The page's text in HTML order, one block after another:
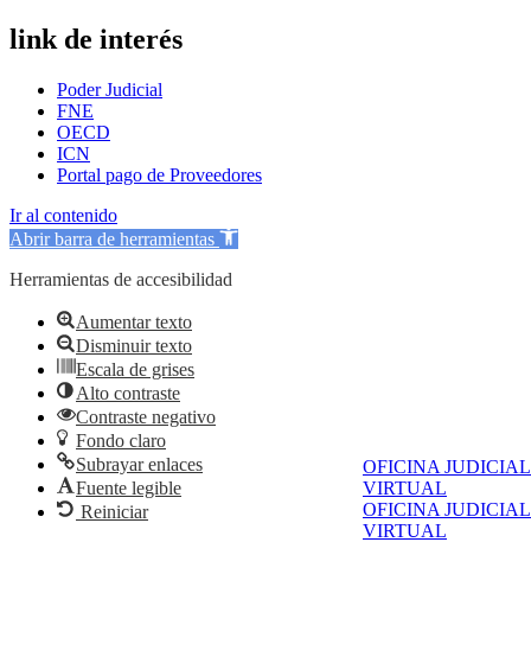
OFICINA JUDICIAL
VIRTUAL
OFICINA JUDICIAL
VIRTUAL
link de interés
Poder Judicial
FNE
OECD
ICN
Portal pago de Proveedores
Ir al contenido
Abrir barra de herramientas
Herramientas de accesibilidad
Aumentar texto
Disminuir texto
Escala de grises
Alto contraste
Contraste negativo
Fondo claro
Subrayar enlaces
Fuente legible
Reiniciar